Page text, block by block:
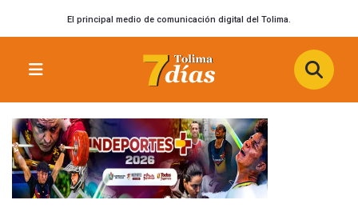
El principal medio de comunicación digital del Tolima.